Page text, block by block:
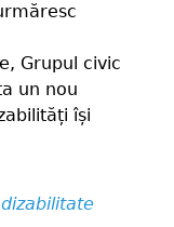
Grupul civic
un nou
își
dizabilitate